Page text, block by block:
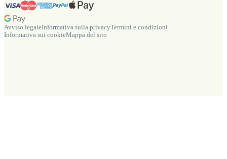
Avviso legaleInformativa sulla privacyTermini e condizioni
Informativa sui cookieMappa del sito